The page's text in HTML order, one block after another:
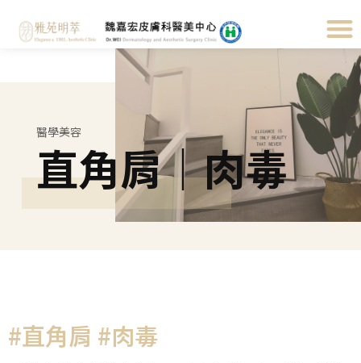
醫學美容
直角肩｜肉毒
#直角肩 #肉毒